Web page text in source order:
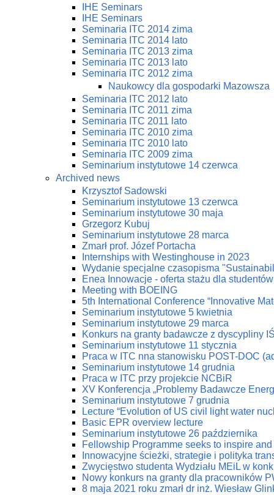
IHE Seminars
IHE Seminars
Seminaria ITC 2014 zima
Seminaria ITC 2014 lato
Seminaria ITC 2013 zima
Seminaria ITC 2013 lato
Seminaria ITC 2012 zima
Naukowcy dla gospodarki Mazowsza
Seminaria ITC 2012 lato
Seminaria ITC 2011 zima
Seminaria ITC 2011 lato
Seminaria ITC 2010 zima
Seminaria ITC 2010 lato
Seminaria ITC 2009 zima
Seminarium instytutowe 14 czerwca
Archived news
Krzysztof Sadowski
Seminarium instytutowe 13 czerwca
Seminarium instytutowe 30 maja
Grzegorz Kubuj
Seminarium instytutowe 28 marca
Zmarł prof. Józef Portacha
Internships with Westinghouse in 2023
Wydanie specjalne czasopisma
Enea Innowacje - oferta stażu dla
Meeting with BOEING
5th International Conference “Innovative
Seminarium instytutowe 5 kwietnia
Seminarium instytutowe 29 marca
Konkurs na granty badawcze z dyscypliny
Seminarium instytutowe 11 stycznia
Praca w ITC nna stanowisku POST-DOC
Seminarium instytutowe 14 grudnia
Praca w ITC przy projekcie NCBiR
XV Konferencja „Problemy Badawcze
Seminarium instytutowe 7 grudnia
Lecture “Evolution of US civil light water
Basic EPR overview lecture
Seminarium instytutowe 26 października
Fellowship Programme seeks to inspire
Innowacyjne ścieżki, strategie i polityka
Zwycięstwo studenta Wydziału MEiL w
Nowy konkurs na granty dla pracowników
8 maja 2021 roku zmarł dr inż. Wiesław